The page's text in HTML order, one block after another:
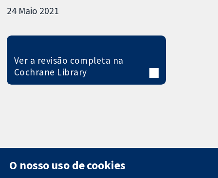
24 Maio 2021
Ver a revisão completa na
Cochrane Library
O nosso uso de cookies